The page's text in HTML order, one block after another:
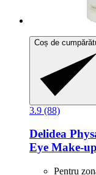
Coș de
3.9 (88)
Delidea
Eye Make-​
Pentru